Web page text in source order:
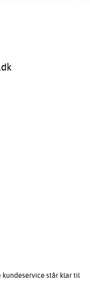
står klar til